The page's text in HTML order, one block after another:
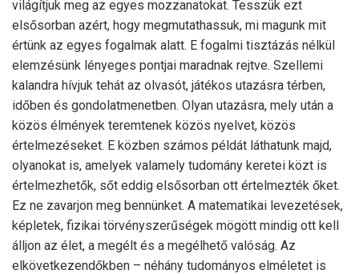
világítjuk meg az egyes mozzanatokat. Tesszük ezt
elsősorban azért, hogy megmutathassuk, mi magunk mit
értünk az egyes fogalmak alatt. E fogalmi tisztázás nélkül
elemzésünk lényeges pontjai maradnak rejtve. Szellemi
kalandra hívjuk tehát az olvasót, játékos utazásra térben,
időben és gondolatmenetben. Olyan utazásra, mely után a
közös élmények teremtenek közös nyelvet, közös
értelmezéseket. E közben számos példát láthatunk majd,
olyanokat is, amelyek valamely tudomány keretei közt is
értelmezhetők, sőt eddig elsősorban ott értelmezték őket.
Ez ne zavarjon meg bennünket. A matematikai levezetések,
képletek, fizikai törvényszerűségek mögött mindig ott kell
álljon az élet, a megélt és a megélhető valóság. Az
elkövetkezendőkben – néhány tudományos elméletet is